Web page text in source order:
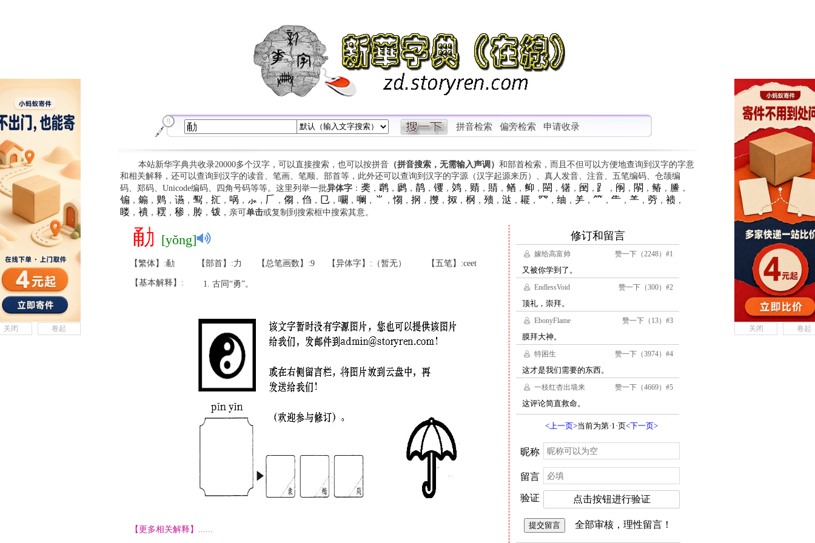
拼音检索 偏旁检索 申请收录
本站新华字典共收录20000多个汉字，可以直接搜索，也可以按拼音（拼音搜索，无需输入声调） 和部首检索，而且不但可以方便地查询到汉字的字意
和相关解释，还可以查询到汉字的读音、笔画、笔顺、部首等，此外还可以查询到汉字的字源（汉字起源来历）、真人发音、注音、五笔编码、仓颉编
码、郑码、Unicode编码、四角号码等等。这里列举一批异体字： 䶮 ， 䴙， 䴘， 䴖， 䦆， 䴔， 䞍， 䝼， 䲡 ， 䲟 ， 䦟 ， 䦃， 䦷 ， ⻊ ， 䦶 ， 䦛 ， 䲠 ， 䲢 ，
䦂 ， 䥇 ， 䴗， 䜩， 䴕， 㧟 ， 㖞 ， ⺗ ， 𠂆 ， 㑳 ， 㑇 ， 㔾 ， 㘚 ， 㘎 ， ⺌ ， 㥮 ， 㧏 ， 㩳， 㧐 ， 㭎 ， 㱮， 㳠 ， 䎱 ， ⺳ ， 䌷 ， ⺶， ⺮ ， ⺧， ⺷， 䓖， 䙌，
䁖， 䙡， 䎬 ， 䅟， 䏝， 䥽，亲可单击或复制到搜索框中搜索其意。
勈 [yǒng]
【繁体】:勈 【部首】:力 【总笔画数】:9 【异体字】:（暂无） 【五笔】:ceet
【基本解释】: 古同“勇”。
【更多相关解释】......
关闭 卷起 关闭 卷起